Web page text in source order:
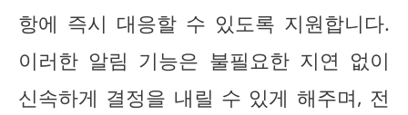
항에 즉시 대응할 수 있도록 지원합니다.
이러한 알림 기능은 불필요한 지연 없이
신속하게 결정을 내릴 수 있게 해주며, 전